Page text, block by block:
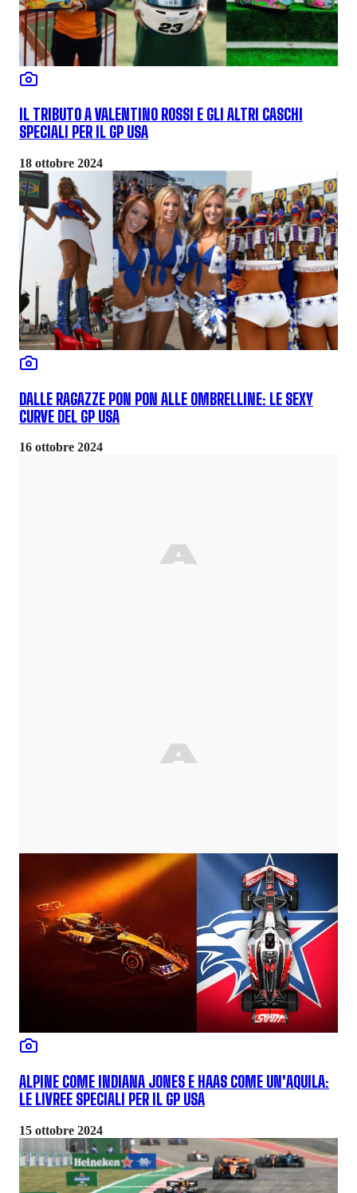
IL TRIBUTO A VALENTINO ROSSI E GLI ALTRI CASCHI
SPECIALI PER IL GP USA
18 ottobre 2024
DALLE RAGAZZE PON PON ALLE OMBRELLINE: LE SEXY
CURVE DEL GP USA
16 ottobre 2024
ALPINE COME INDIANA JONES E HAAS COME UN'AQUILA:
LE LIVREE SPECIALI PER IL GP USA
15 ottobre 2024